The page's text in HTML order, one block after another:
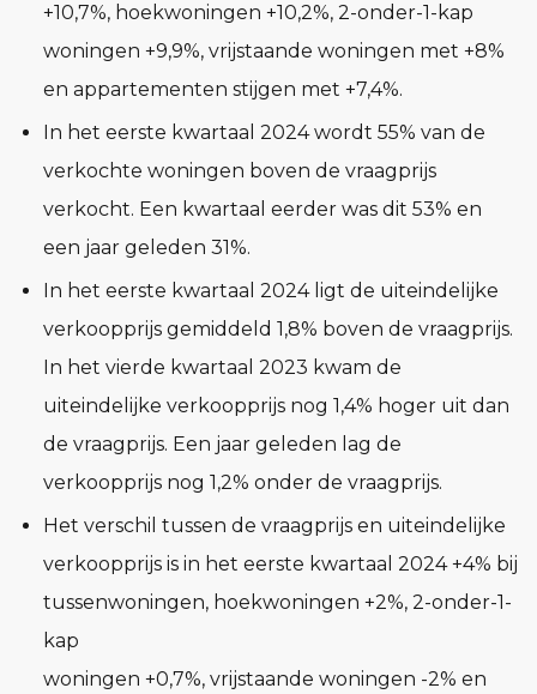
+10,7%, hoekwoningen +10,2%, 2-onder-1-kap
woningen +9,9%, vrijstaande woningen met +8%
en appartementen stijgen met +7,4%.
In het eerste kwartaal 2024 wordt 55% van de
verkochte woningen boven de vraagprijs
verkocht. Een kwartaal eerder was dit 53% en
een jaar geleden 31%.
In het eerste kwartaal 2024 ligt de uiteindelijke
verkoopprijs gemiddeld 1,8% boven de vraagprijs.
In het vierde kwartaal 2023 kwam de
uiteindelijke verkoopprijs nog 1,4% hoger uit dan
de vraagprijs. Een jaar geleden lag de
verkoopprijs nog 1,2% onder de vraagprijs.
Het verschil tussen de vraagprijs en uiteindelijke
verkoopprijs is in het eerste kwartaal 2024 +4% bij
tussenwoningen, hoekwoningen +2%, 2-onder-1-
kap
woningen +0,7%, vrijstaande woningen -2% en